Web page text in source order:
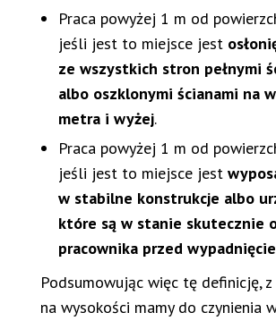
Praca powyżej 1 m od
jeśli jest to miejsce jest
ze wszystkich stron pełnymi
albo oszklonymi ścianami na
metra i wyżej.
Praca powyżej 1 m od
jeśli jest to miejsce jest
w stabilne konstrukcje albo
które są w stanie skutecznie
pracownika przed
Podsumowując więc tę definicję, z
na wysokości mamy do czynienia